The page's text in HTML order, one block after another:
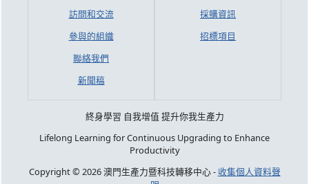
訪問和交流
參與的組織
聯絡我們
新聞稿
採購資訊
招標項目
終身學習 自我增值 提升你我生產力
Lifelong Learning for Continuous Upgrading to Enhance
Productivity
Copyright © 2026 澳門生產力暨科技轉移中心 - 收集個人資料聲